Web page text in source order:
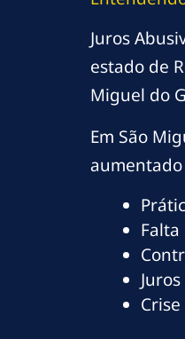
Juros
estado de
Miguel do
Em São
aumentado